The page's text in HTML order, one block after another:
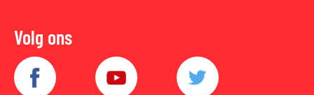
Volg ons